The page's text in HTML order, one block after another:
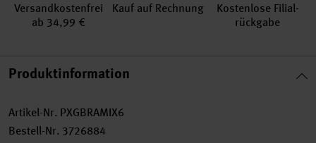
Versand­kosten­frei
ab 34,99 €
Kauf auf Rechnung
Kosten­lose Filial­
rückgabe
Produktinformation
Artikel-Nr. PXGBRAMIX6
Bestell-Nr. 3726884